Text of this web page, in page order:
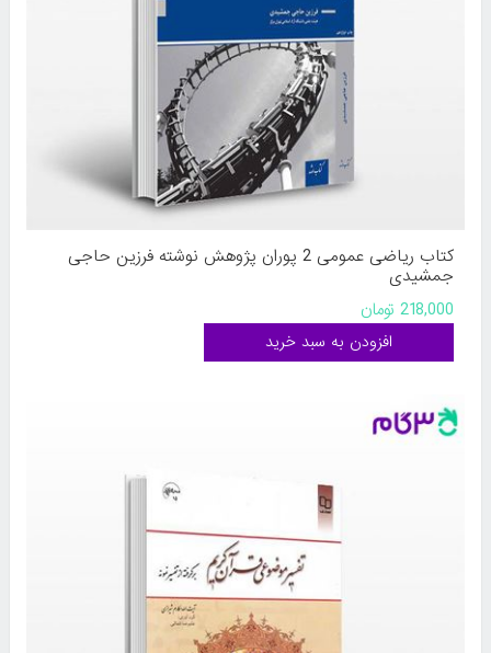
کتاب ریاضی عمومی 2 پوران پژوهش نوشته فرزین حاجی
جمشیدی
218,000 تومان